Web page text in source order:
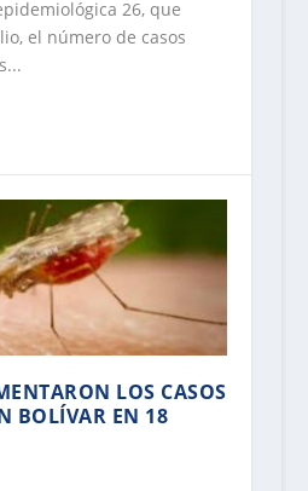
26, que
el número de casos
LOS CASOS
BOLÍVAR EN 18